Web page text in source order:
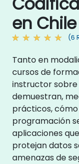
en Chile
(6
Tanto en
cursos de
instructor sobre
demuestran,
prácticos,
programación
aplicaciones
protejan datos
amenazas de